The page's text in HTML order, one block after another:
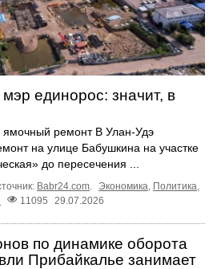
единорос: значит, в
ямочный ремонт В Улан-Удэ
на улице Бабушкина на участке
до пересечения ...
Babr24.com. Экономика, Политика,
11095 29.07.2026
по динамике оборота
Прибайкалье занимает